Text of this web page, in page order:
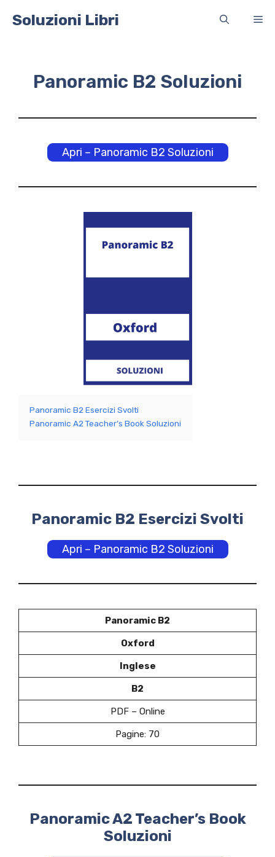
Soluzioni Libri
Panoramic B2 Soluzioni
Apri – Panoramic B2 Soluzioni
Panoramic B2 Esercizi Svolti
Panoramic A2 Teacher’s Book Soluzioni
Panoramic B2 Esercizi Svolti
Apri – Panoramic B2 Soluzioni
Panoramic B2
Oxford
Inglese
B2
PDF – Online
Pagine: 70
Panoramic A2 Teacher’s Book
Soluzioni